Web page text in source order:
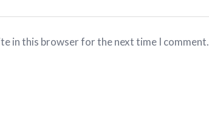
in this browser for the next time I comment.